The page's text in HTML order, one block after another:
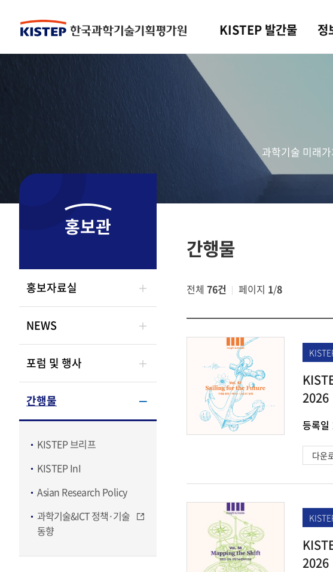
KISTEP 발간물 정
과학기술 미래
홍보관
홍보자료실
NEWS
포럼 및 행사
간행물
KISTEP 브리프
KISTEP InI
Asian Research Policy
과학기술&ICT 정책·기술
동향
간행물
전체 76건 페이지 1/8
2026
등록일
다운
2026